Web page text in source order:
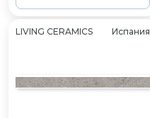
LIVING CERAMICS Испания